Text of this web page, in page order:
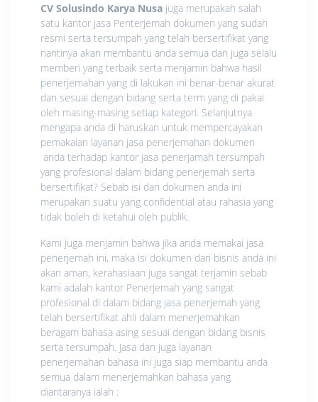
CV Solusindo Karya Nusa juga merupakah salah
satu kantor jasa Penterjemah dokumen yang sudah
resmi serta tersumpah yang telah bersertifikat yang
nantinya akan membantu anda semua dan juga selalu
memberi yang terbaik serta menjamin bahwa hasil
penerjemahan yang di lakukan ini benar-benar akurat
dan sesuai dengan bidang serta term yang di pakai
oleh masing-masing setiap kategori. Selanjutnya
mengapa anda di haruskan untuk mempercayakan
pemakaian layanan jasa penerjemahan dokumen
anda terhadap kantor jasa penerjamah tersumpah
yang profesional dalam bidang penerjemah serta
bersertifikat? Sebab isi dari dokumen anda ini
merupakan suatu yang confidential atau rahasia yang
tidak boleh di ketahui oleh publik.
Kami juga menjamin bahwa jika anda memakai jasa
penerjemah ini, maka isi dokumen dari bisnis anda ini
akan aman, kerahasiaan juga sangat terjamin sebab
kami adalah kantor Penerjemah yang sangat
profesional di dalam bidang jasa penerjemah yang
telah bersertifikat ahli dalam menerjemahkan
beragam bahasa asing sesuai dengan bidang bisnis
serta tersumpah. Jasa dan juga layanan
penerjemahan bahasa ini juga siap membantu anda
semua dalam menerjemahkan bahasa yang
diantaranya ialah :